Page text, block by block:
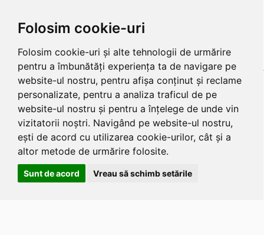
Folosim cookie-uri
Folosim cookie-uri și alte tehnologii de urmărire
pentru a îmbunătăți experiența ta de navigare pe
website-ul nostru, pentru afișa conținut și reclame
personalizate, pentru a analiza traficul de pe
website-ul nostru și pentru a înțelege de unde vin
vizitatorii noștri. Navigând pe website-ul nostru,
ești de acord cu utilizarea cookie-urilor, cât și a
altor metode de urmărire folosite.
Sunt de acord Vreau să schimb setările